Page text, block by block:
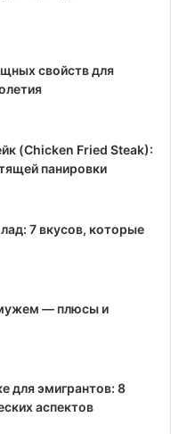
свойств для
(Chicken Fried Steak):
панировки
7 вкусов, которые
— плюсы и
для эмигрантов: 8
аспектов